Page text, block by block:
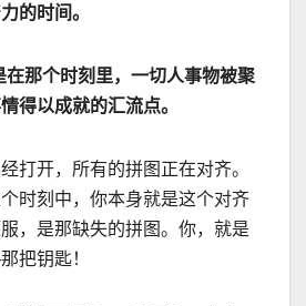
的时间。
在那个时刻里，一切人事物被聚
得以成就的汇流点。
打开，所有的拼图正在对齐。
时刻中，你本身就是这个对齐
，是那缺失的拼图。你，就是
那把钥匙！